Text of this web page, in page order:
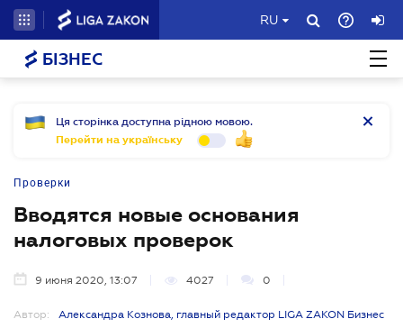
RU
БІЗНЕС
Ця сторінка доступна рідною мовою.
Перейти на українську
Проверки
Вводятся новые основания
налоговых проверок
9 июня 2020, 13:07 4027 0
Автор: Александра Кознова, главный редактор LIGA ZAKON Бизнес